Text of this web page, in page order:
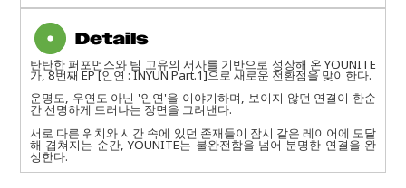
탄탄한 퍼포먼스와 팀 고유의 서사를 기반으로 성장해 온 YOUNITE
가, 8번째 EP [인연 : INYUN Part.1]으로 새로운 전환점을 맞이한다.
운명도, 우연도 아닌 '인연'을 이야기하며, 보이지 않던 연결이 한순
간 선명하게 드러나는 장면을 그려낸다.
서로 다른 위치와 시간 속에 있던 존재들이 잠시 같은 레이어에 도달
해 겹쳐지는 순간, YOUNITE는 불완전함을 넘어 분명한 연결을 완
성한다.